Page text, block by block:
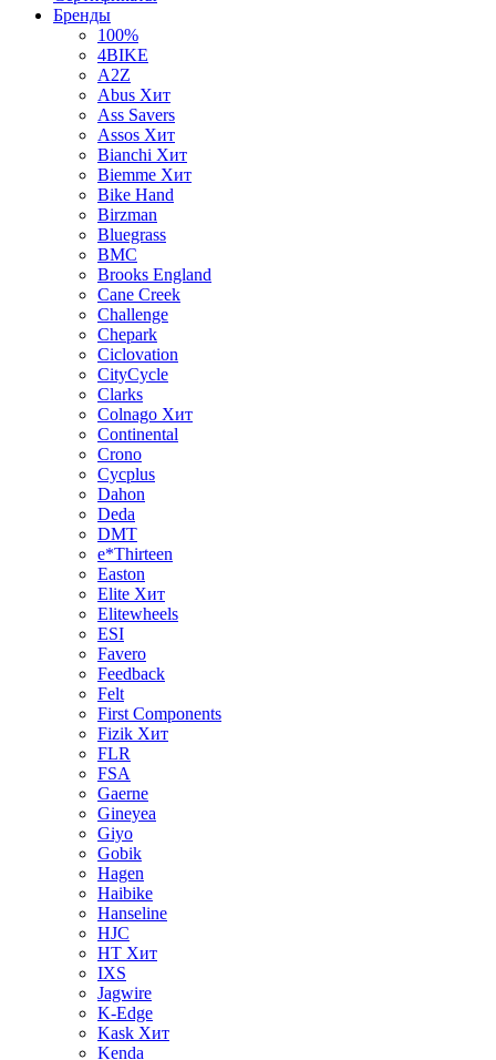
Бренды
100%
4BIKE
A2Z
Abus Хит
Ass Savers
Assos Хит
Bianchi Хит
Biemme Хит
Bike Hand
Birzman
Bluegrass
BMC
Brooks England
Cane Creek
Challenge
Chepark
Ciclovation
CityCycle
Clarks
Colnago Хит
Continental
Crono
Cycplus
Dahon
Deda
DMT
e*Thirteen
Easton
Elite Хит
Elitewheels
ESI
Favero
Feedback
Felt
First Components
Fizik Хит
FLR
FSA
Gaerne
Gineyea
Giyo
Gobik
Hagen
Haibike
Hanseline
HJC
HT Хит
IXS
Jagwire
K-Edge
Kask Хит
Kenda